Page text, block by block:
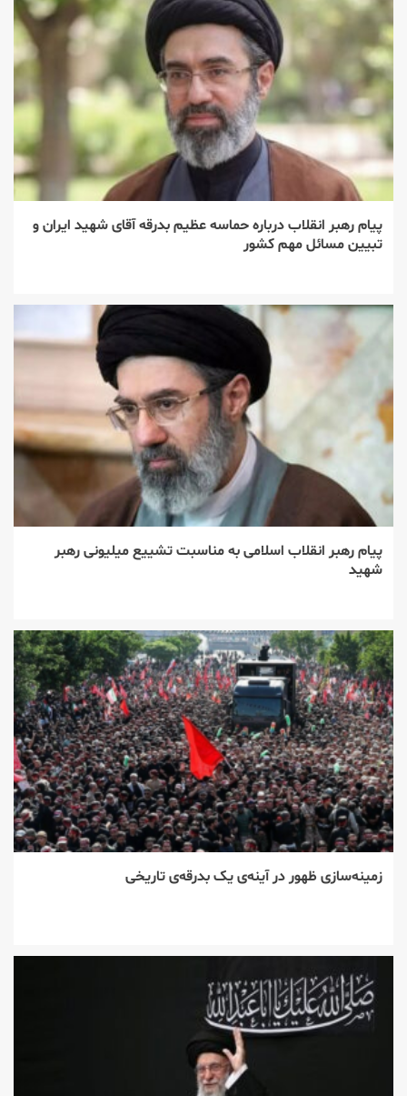
پیام رهبر انقلاب درباره حماسه عظیم بدرقه آقای شهید ایران و
تبیین مسائل مهم کشور
پیام رهبر انقلاب اسلامی به مناسبت تشییع میلیونی رهبر
شهید
زمینه‌سازی ظهور در آینه‌ی یک بدرقه‌ی تاریخی